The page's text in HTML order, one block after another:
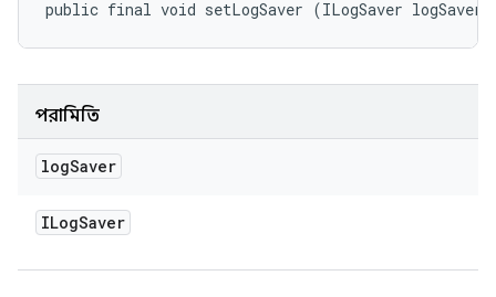
public final void setLogSaver (ILogSaver logSaver)
পরামিতি
logSaver
ILogSaver